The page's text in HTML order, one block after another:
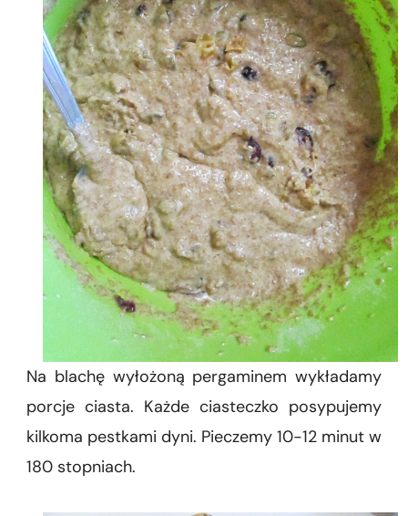
Na blachę wyłożoną pergaminem wykładamy
porcje ciasta. Każde ciasteczko posypujemy
kilkoma pestkami dyni. Pieczemy 10-12 minut w
180 stopniach.